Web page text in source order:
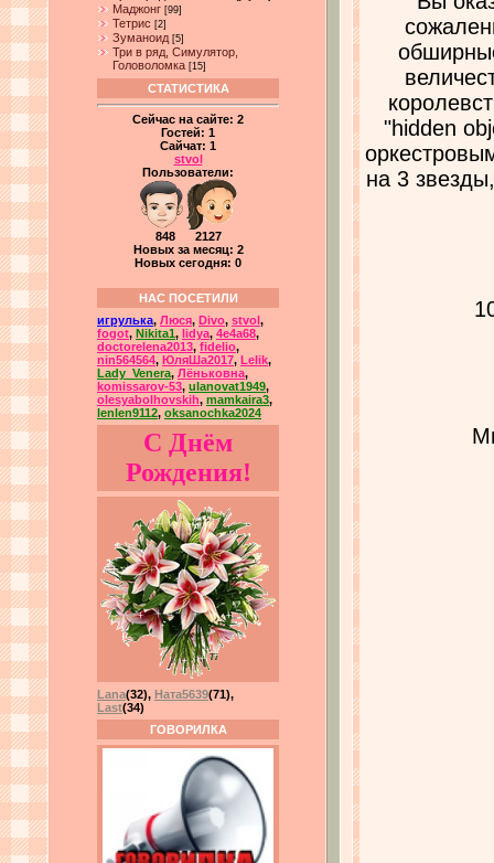
Маджонг [99]
Тетрис [2]
Зуманоид [5]
Три в ряд, Симулятор,
Головоломка [15]
СТАТИСТИКА
Сейчас на сайте: 2
Гостей: 1
Сайчат: 1
stvol
Пользователи:
848 2127
Новых за месяц: 2
Новых сегодня: 0
НАС ПОСЕТИЛИ
игрулька, Люся, Divo, stvol ,
fogot, Nikita1, lidya, 4e4a68,
doctorelena2013, fidelio,
nin564564, ЮляШа2017, Lelik,
Lady_Venera, Лёньковна,
komissarov-53, ulanovat1949,
olesyabolhovskih, mamkaira3,
lenlen9112, oksanochka2024
С Днём
Рождения!
Lana(32), Ната5639(71),
Last(34)
ГОВОРИЛКА
"hidden
на 3